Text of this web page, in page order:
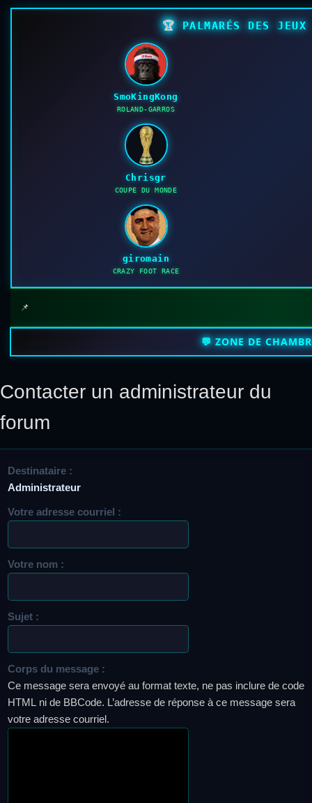
🏆 PALMARÉS DES
SmoKingKong
ROLAND-GARROS
Chrisgr
COUPE DU MONDE
giromain
CRAZY FOOT RACE
📌
💬 ZONE DE
Contacter un administrateur du
forum
Destinataire :
Administrateur
Votre adresse courriel :
Votre nom :
Sujet :
Corps du message :
Ce message sera envoyé au format texte, ne pas inclure de code
HTML ni de BBCode. L’adresse de réponse à ce message sera
votre adresse courriel.